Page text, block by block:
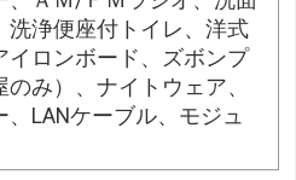
洗浄便座付トイレ、洋式
イロンボード、ズボンプ
み）、ナイトウェア、
LANケーブル、モジュ